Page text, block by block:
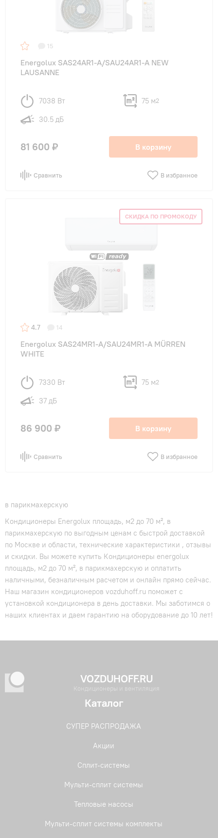
15
Energolux SAS24AR1-A/SAU24AR1-A NEW
LAUSANNE
7038 Вт 75 м2
30.5 дБ
81 600 ₽ В корзину
Сравнить В избранное
СКИДКА ПО ПРОМОКОДУ
4.7 14
Energolux SAS24MR1-A/SAU24MR1-A MÜRREN
WHITE
7330 Вт 75 м2
37 дБ
86 900 ₽ В корзину
Сравнить В избранное
в парикмахерскую
Кондиционеры Energolux площадь, м2 до 70 м², в
парикмахерскую по выгодным ценам с быстрой доставкой
по Москве и области, технические характеристики , отзывы
и скидки. Вы можете купить Кондиционеры energolux
площадь, м2 до 70 м², в парикмахерскую и оплатить
наличными, безналичным расчетом и онлайн прямо сейчас.
Наш магазин кондиционеров vozduhoff.ru поможет с
установкой кондиционера в день доставки. Мы заботимся о
наших клиентах и даем гарантию на оборудование до 10 лет!
VOZDUHOFF.RU
Кондиционеры и вентиляция
Каталог
СУПЕР РАСПРОДАЖА
Акции
Сплит-системы
Мульти-сплит системы
Тепловые насосы
Мульти-сплит системы комплекты